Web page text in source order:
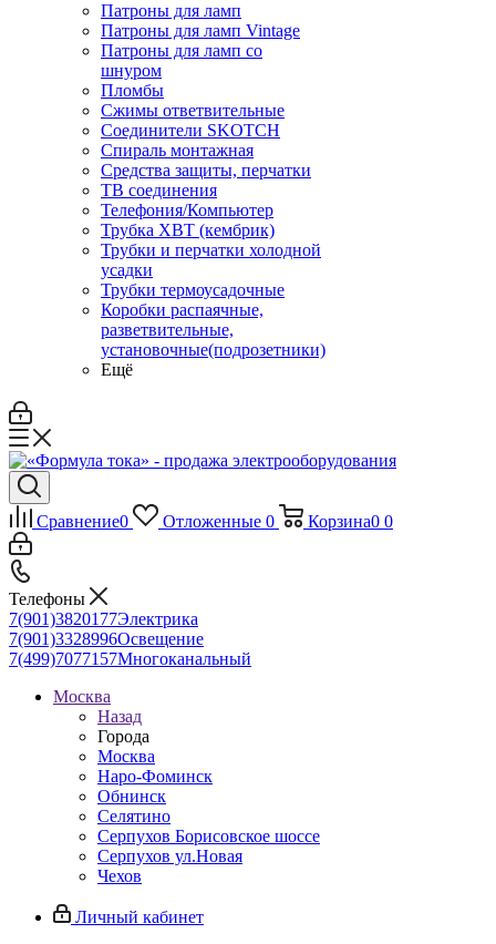
Патроны для ламп
Патроны для ламп Vintage
Патроны для ламп со
шнуром
Пломбы
Сжимы ответвительные
Соединители SKOTCH
Спираль монтажная
Средства защиты, перчатки
ТВ соединения
Телефония/Компьютер
Трубка ХВТ (кембрик)
Трубки и перчатки холодной
усадки
Трубки термоусадочные
Коробки распаячные,
разветвительные,
установочные(подрозетники)
Ещё
Сравнение0 Отложенные 0 Корзина0 0
Телефоны
7(901)3820177Электрика
7(901)3328996Освещение
7(499)7077157Многоканальный
Москва
Назад
Города
Москва
Наро-Фоминск
Обнинск
Селятино
Серпухов Борисовское шоссе
Серпухов ул.Новая
Чехов
Личный кабинет